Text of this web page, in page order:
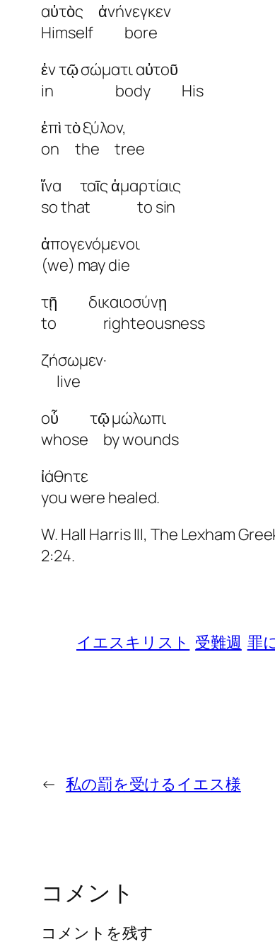
αὐτὸς ἀνήνεγκεν
Himself bore
ἐν τῷ σώματι αὐτοῦ
in body His
ἐπὶ τὸ ξύλον,
on the tree
ἵνα ταῖς ἁμαρτίαις
so that to sin
ἀπογενόμενοι
(we) may die
τῇ δικαιοσύνῃ
to righteousness
ζήσωμεν·
live
οὗ τῷ μώλωπι
whose by wounds
ἰάθητε
you were healed.
W. Hall Harris III, The Lexham
2:24.
イエスキリスト 受難週 罪
← 私の罰を受けるイエス様
コメント
コメントを残す